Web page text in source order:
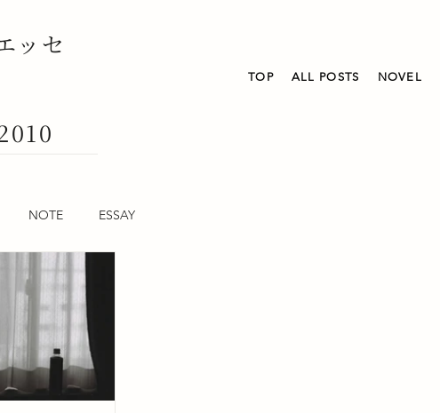
ッセ
TOP ALL POSTS NOVEL
NOTE ESSAY